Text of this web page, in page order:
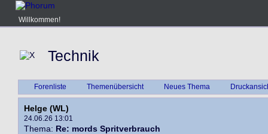
Willkommen!
Technik
Forenliste Themenübersicht Neues Thema
Helge (WL)
24.06.26 13:01
Thema: Re: mords Spritverbrauch